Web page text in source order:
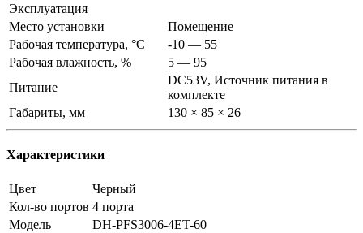
Эксплуатация
Место установки
Помещение
Рабочая температура, °C
-10 — 55
Рабочая влажность, %
5 — 95
Питание
DC53V, Источник питания в
комплекте
Габариты, мм
130 × 85 × 26
Характеристики
Цвет
Черный
Кол-во портов 4 порта
Модель
DH-PFS3006-4ET-60